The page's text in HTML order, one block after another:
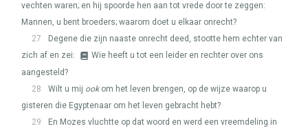
vechten waren; en hij spoorde hen aan tot vrede door te zeggen:
Mannen, u bent broeders; waarom doet u elkaar onrecht?
27
Degene die zijn naaste onrecht deed, stootte hem echter van
zich af en zei:
Wie heeft u tot een leider en rechter over ons
aangesteld?
28
Wilt u mij ookom het leven brengen, op de wijze waarop u
gisteren die Egyptenaar om het leven gebracht hebt?
29
En Mozes vluchtte op dat woord en werd een vreemdeling in